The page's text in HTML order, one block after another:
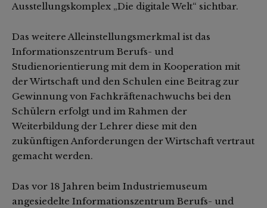
Ausstellungskomplex „Die digitale Welt“ sichtbar.
Das weitere Alleinstellungsmerkmal ist das
Informationszentrum Berufs- und
Studienorientierung mit dem in Kooperation mit
der Wirtschaft und den Schulen eine Beitrag zur
Gewinnung von Fachkräftenachwuchs bei den
Schülern erfolgt und im Rahmen der
Weiterbildung der Lehrer diese mit den
zukünftigen Anforderungen der Wirtschaft vertraut
gemacht werden.
Das vor 18 Jahren beim Industriemuseum
angesiedelte Informationszentrum Berufs- und